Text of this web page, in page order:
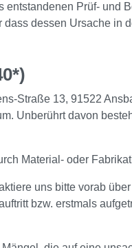
entstandenen Prüf- und
dessen Ursache in
Straße 13, 91522
Unberührt davon
Material- oder
uns bitte vorab
bzw. erstmals